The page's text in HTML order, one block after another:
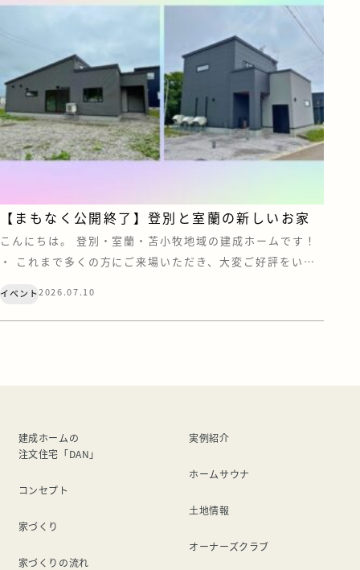
【まもなく公開終了】登別と室蘭の新しいお家
こんにちは。 登別・室蘭・苫小牧地域の建成ホームです！
・ これまで多くの方にご来場いただき、大変ご好評をいた
まいりましたので、もうすぐ公開終了となります。 「気に
イベント2026.07.10
建成ホームの
注文住宅「DAN」
コンセプト
家づくり
家づくりの流れ
実例紹介
ホームサウナ
土地情報
オーナーズクラブ